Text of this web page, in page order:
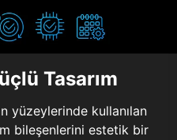
Tasarım
yüzeylerinde kullanılan
bileşenlerini estetik bir